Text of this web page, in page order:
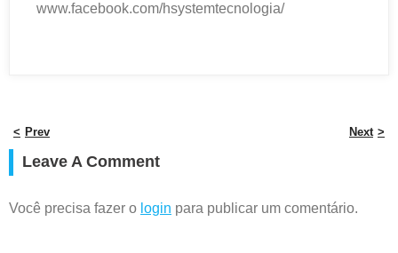
www.facebook.com/hsystemtecnologia/
Prev Next
Leave A Comment
Você precisa fazer o login para publicar um comentário.